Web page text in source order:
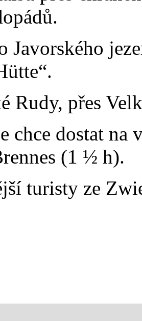
Javorského
Rudy, přes
chce dostat
(1 ½ h).
turisty ze